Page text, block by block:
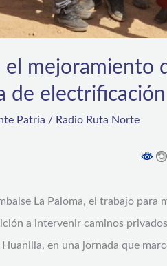
el mejoramiento
de
Patria / Radio Ruta Norte
La Paloma, el trabajo
a intervenir caminos
en una jornada que